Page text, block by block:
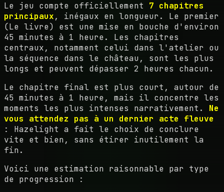
Le jeu compte officiellement 7 chapitres
principaux, inégaux en longueur. Le premier
(Le livre) est une mise en bouche d'environ
45 minutes à 1 heure. Les chapitres
centraux, notamment celui dans l'atelier ou
la séquence dans le château, sont les plus
longs et peuvent dépasser 2 heures chacun.
Le chapitre final est plus court, autour de
45 minutes à 1 heure, mais il concentre les
moments les plus intenses narrativement. Ne
vous attendez pas à un dernier acte fleuve
: Hazelight a fait le choix de conclure
vite et bien, sans étirer inutilement la
fin.
Voici une estimation raisonnable par type
de progression :